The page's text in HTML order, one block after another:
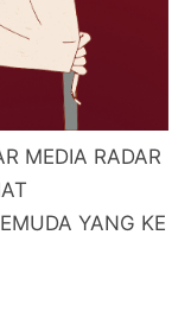
MEDIA RADAR
YANG KE